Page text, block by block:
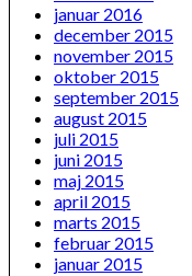
januar 2016
december 2015
november 2015
oktober 2015
september 2015
august 2015
juli 2015
juni 2015
maj 2015
april 2015
marts 2015
februar 2015
januar 2015